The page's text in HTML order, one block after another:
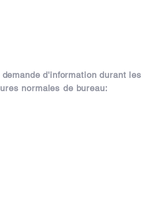
demanded'information durant les
normales de bureau: